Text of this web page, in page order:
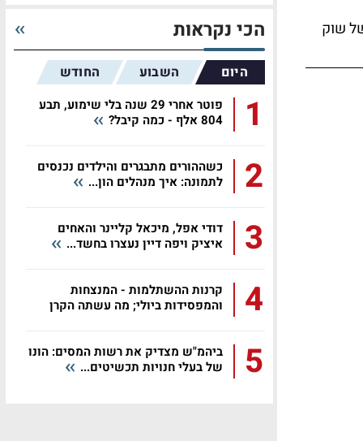
שוק
הכי נקראות
היום השבוע החודש
1
פוטר אחרי 29 שנה בלי שימוע, תבע
804 אלף - כמה קיבל?
2
כשההורים מתבגרים והילדים נכנסים
לתמונה: איך מנהלים הון...
3
דודי אפל, מיכאל קליינר והאחים
איציק ויפה דיין נעצרו בחשד...
4
קרנות ההשתלמות - המנצחות
והמפסידות ביולי; מה עשתה הקרן
5
ביהמ"ש מצדיק את רשות המסים: הונו
של בעלי חנויות תכשיטים...